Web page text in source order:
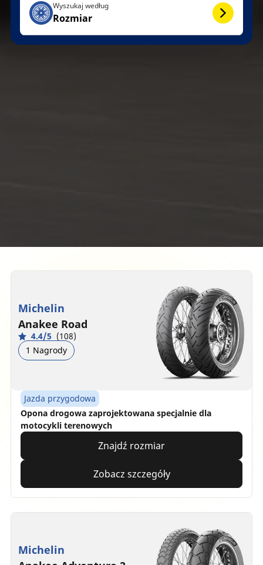
Wyszukaj według
Rozmiar
Michelin
Anakee Road
4.4/5 (108)
1 Nagrody
Jazda przygodowa
Opona drogowa zaprojektowana specjalnie dla
motocykli terenowych
Znajdź rozmiar
Zobacz szczegóły
Michelin